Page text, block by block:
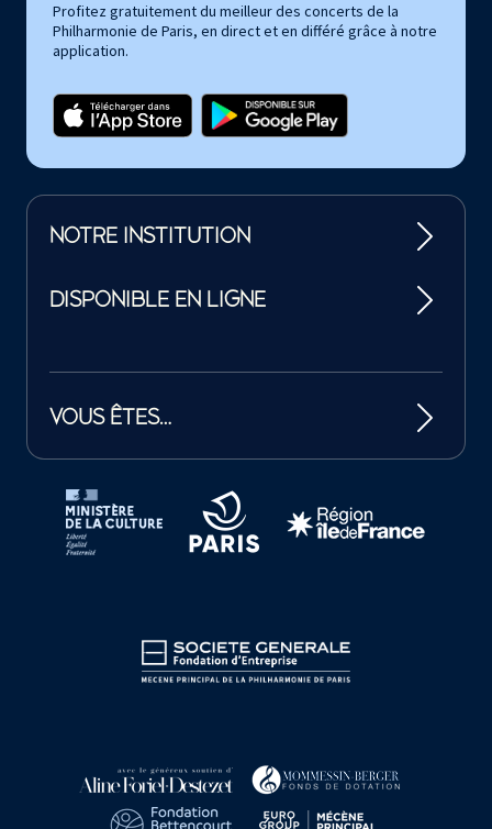
Profitez gratuitement du meilleur des concerts de la
Philharmonie de Paris, en direct et en différé grâce à notre
application.
NOTRE INSTITUTION
DISPONIBLE EN LIGNE
VOUS ÊTES…
Tutelles et mécènes de la Philharmonie de Paris